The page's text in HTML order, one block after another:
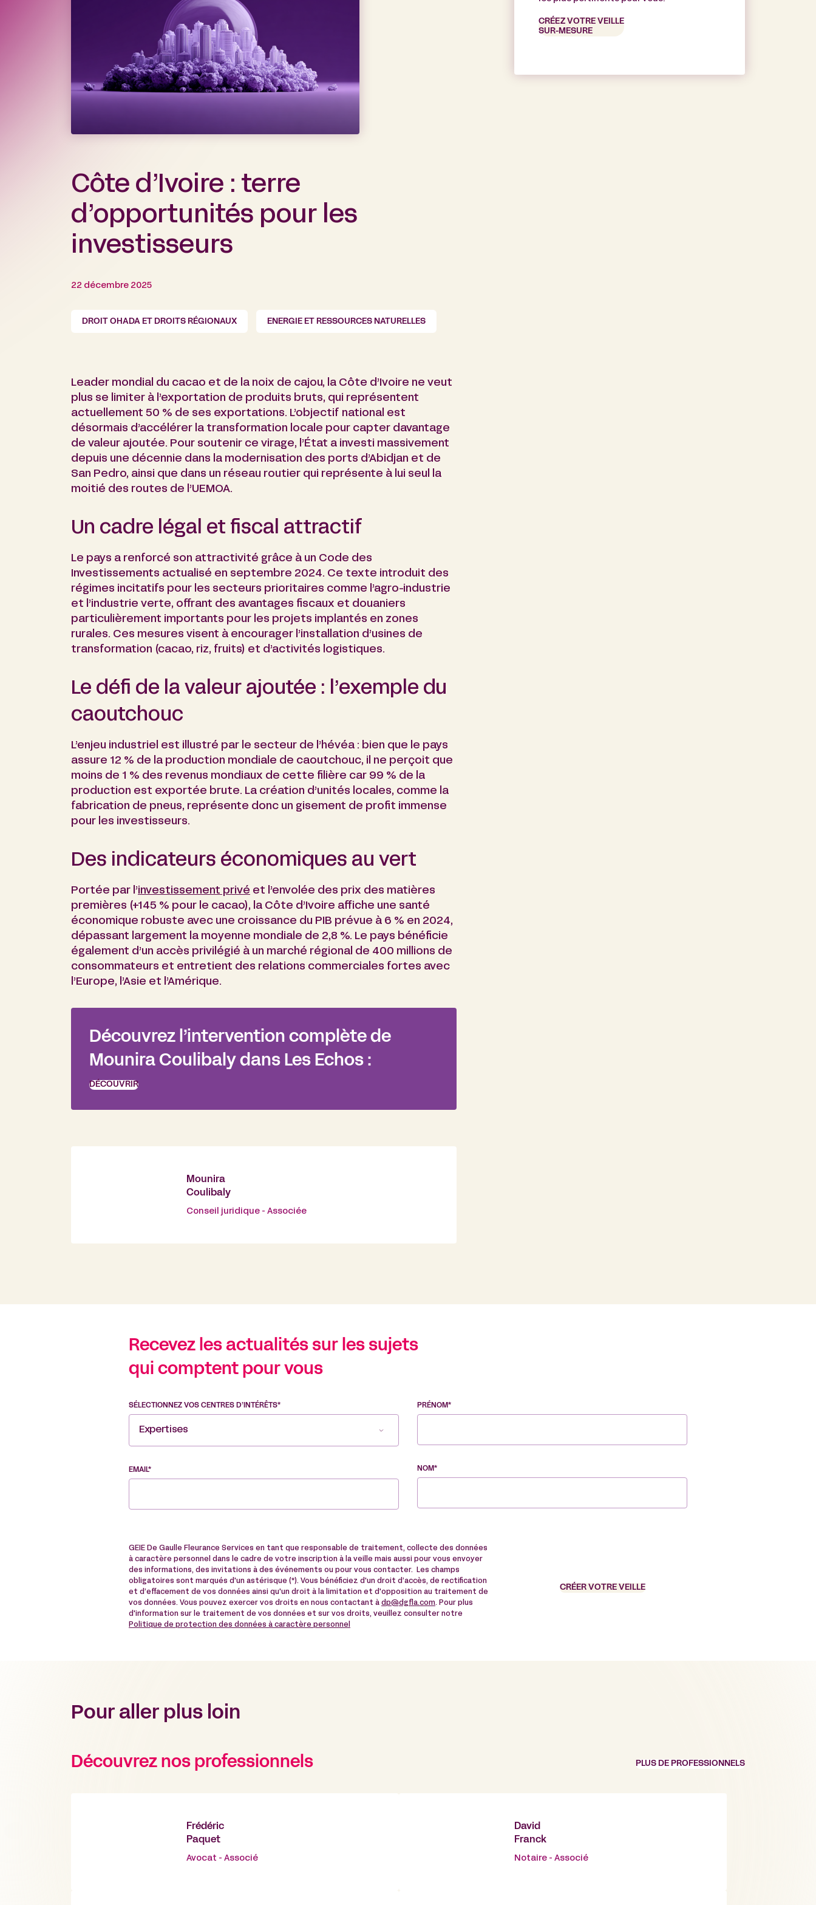
Côte d’Ivoire : terre
d’opportunités pour les
investisseurs
22 décembre 2025
DROIT OHADA ET DROITS RÉGIONAUX ENERGIE ET RESSOURCES NATURELLES
Leader mondial du cacao et de la noix de cajou, la Côte d’Ivoire ne veut
plus se limiter à l’exportation de produits bruts, qui représentent
actuellement 50 % de ses exportations. L’objectif national est
désormais d’accélérer la transformation locale pour capter davantage
de valeur ajoutée. Pour soutenir ce virage, l’État a investi massivement
depuis une décennie dans la modernisation des ports d’Abidjan et de
San Pedro, ainsi que dans un réseau routier qui représente à lui seul la
moitié des routes de l’UEMOA.
Un cadre légal et fiscal attractif
Le pays a renforcé son attractivité grâce à un Code des
Investissements actualisé en septembre 2024. Ce texte introduit des
régimes incitatifs pour les secteurs prioritaires comme l’agro-industrie
et l’industrie verte, offrant des avantages fiscaux et douaniers
particulièrement importants pour les projets implantés en zones
rurales. Ces mesures visent à encourager l’installation d’usines de
transformation (cacao, riz, fruits) et d’activités logistiques.
Le défi de la valeur ajoutée : l’exemple du
caoutchouc
L’enjeu industriel est illustré par le secteur de l’hévéa : bien que le pays
assure 12 % de la production mondiale de caoutchouc, il ne perçoit que
moins de 1 % des revenus mondiaux de cette filière car 99 % de la
production est exportée brute. La création d’unités locales, comme la
fabrication de pneus, représente donc un gisement de profit immense
pour les investisseurs.
Des indicateurs économiques au vert
Portée par l’investissement privé et l’envolée des prix des matières
premières (+145 % pour le cacao), la Côte d’Ivoire affiche une santé
économique robuste avec une croissance du PIB prévue à 6 % en 2024,
dépassant largement la moyenne mondiale de 2,8 %. Le pays bénéficie
également d’un accès privilégié à un marché régional de 400 millions de
consommateurs et entretient des relations commerciales fortes avec
l’Europe, l’Asie et l’Amérique.
Découvrez l’intervention complète de
Mounira Coulibaly dans Les Echos :
DÉCOUVRIR
Mounira
Coulibaly
Conseil juridique - Associée
CRÉEZ VOTRE VEILLE
SUR-MESURE
Recevez les actualités sur les sujets
qui comptent pour vous
SÉLECTIONNEZ VOS CENTRES D’INTÉRÊTS*
Expertises
EMAIL*
PRÉNOM*
NOM*
GEIE De Gaulle Fleurance Services en tant que responsable de traitement, collecte des données
à caractère personnel dans le cadre de votre inscription à la veille mais aussi pour vous envoyer
des informations, des invitations à des événements ou pour vous contacter. Les champs
obligatoires sont marqués d'un astérisque (*). Vous bénéficiez d'un droit d’accès, de rectification
et d’effacement de vos données ainsi qu'un droit à la limitation et d'opposition au traitement de
vos données. Vous pouvez exercer vos droits en nous contactant à dp@dgfla.com. Pour plus
d'information sur le traitement de vos données et sur vos droits, veuillez consulter notre
Politique de protection des données à caractère personnel
CRÉER VOTRE VEILLE
Pour aller plus loin
Découvrez nos professionnels PLUS DE PROFESSIONNELS
Frédéric
Paquet
Avocat - Associé
David
Franck
Notaire - Associé